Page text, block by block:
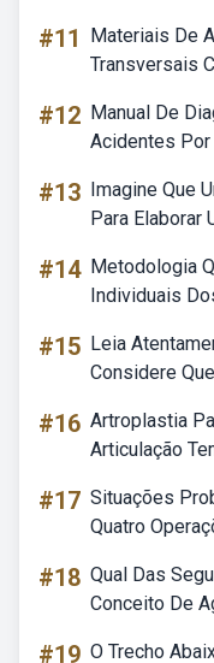
#11
Materiais De
Transversais
#12 Manual De
Acidentes
#13 Imagine Que
Para Elaborar
#14 Metodologia
Individuais
#15 Leia
Considere
#16 Artroplastia
Articulação
#17 Situações
Quatro
#18 Qual Das
Conceito De
#19 O Trecho